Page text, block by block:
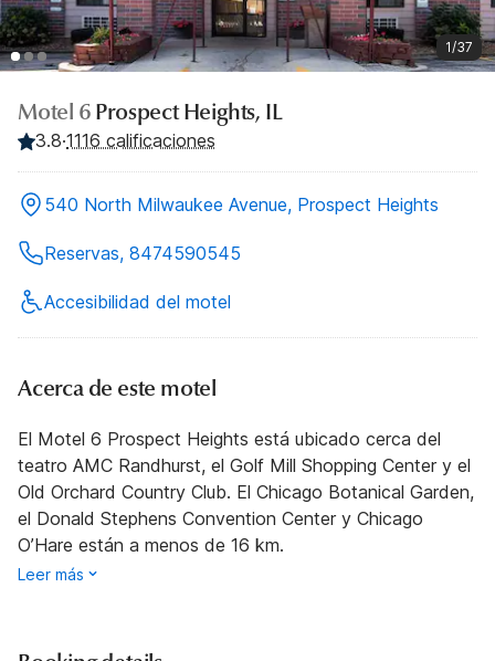
1/37
Motel 6 Prospect Heights, IL
3.8·1116 calificaciones
540 North Milwaukee Avenue, Prospect Heights
Reservas, 8474590545
Accesibilidad del motel
Acerca de este motel
El Motel 6 Prospect Heights está ubicado cerca del
teatro AMC Randhurst, el Golf Mill Shopping Center y el
Old Orchard Country Club. El Chicago Botanical Garden,
el Donald Stephens Convention Center y Chicago
O’Hare están a menos de 16 km.
Leer más